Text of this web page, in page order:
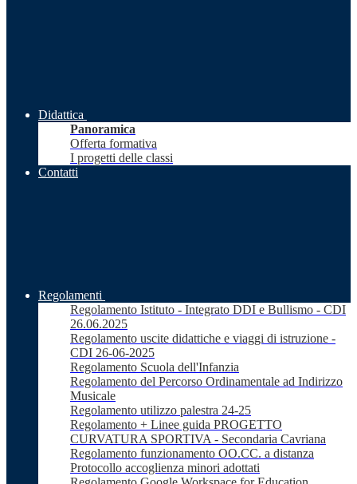
Didattica
Panoramica
Offerta formativa
I progetti delle classi
Contatti
Regolamenti
Regolamento Istituto - Integrato DDI e Bullismo - CDI
26.06.2025
Regolamento uscite didattiche e viaggi di istruzione -
CDI 26-06-2025
Regolamento Scuola dell'Infanzia
Regolamento del Percorso Ordinamentale ad Indirizzo
Musicale
Regolamento utilizzo palestra 24-25
Regolamento + Linee guida PROGETTO
CURVATURA SPORTIVA - Secondaria Cavriana
Regolamento funzionamento OO.CC. a distanza
Protocollo accoglienza minori adottati